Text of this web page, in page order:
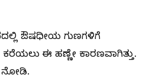
ಔಷಧೀಯ ಗುಣಗಳಿಗೆ
ಈ ಹಣ್ಣೇ ಕಾರಣವಾಗಿತ್ತು.
ನೋಡಿ.